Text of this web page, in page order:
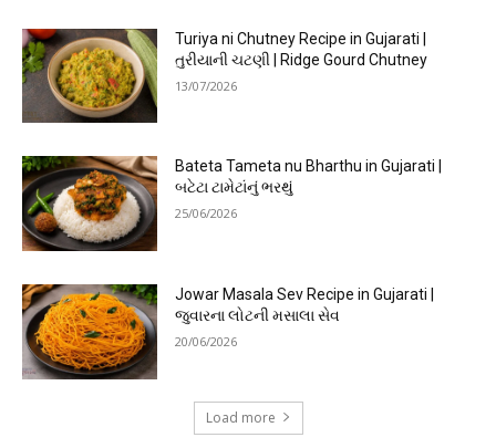
Turiya ni Chutney Recipe in Gujarati |
તુરીયાની ચટણી | Ridge Gourd Chutney
13/07/2026
Bateta Tameta nu Bharthu in Gujarati |
બટેટા ટામેટાંનું ભરથું
25/06/2026
Jowar Masala Sev Recipe in Gujarati |
જુવારના લોટની મસાલા સેવ
20/06/2026
Load more